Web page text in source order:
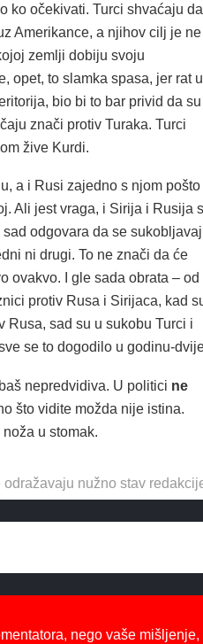
ko očekivati. Turci shvaćaju da
Amerikance, a njihov cilj je ne
zemlji dobiju svoju
opet, to slamka spasa, jer rat u
bio bi to bar privid da su
znači protiv Turaka. Turci
žive Kurdi.
a i Rusi zajedno s njom pošto
Ali jest vraga, i Sirija i Rusija
odgovara da se
ni drugi. To ne znači da će
ovakvo. I gle sada obrata – od
protiv Rusa i Sirijaca, kad
Rusa, sad su u sukobu Turci i
se to dogodilo u godinu-
nepredvidiva. U politici ne
što vidite možda nije istina.
u stomak.
nužno stav
nego vaše mišljenje,